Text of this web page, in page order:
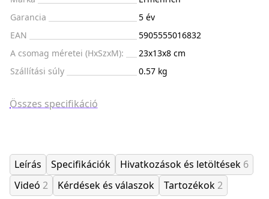
Garancia
5 év
EAN
5905555016832
A csomag méretei (HxSzxM):
23x13x8 cm
Szállítási súly
0.57 kg
Összes specifikáció
Leírás Specifikációk Hivatkozások és letöltések 6
Videó 2 Kérdések és válaszok Tartozékok 2